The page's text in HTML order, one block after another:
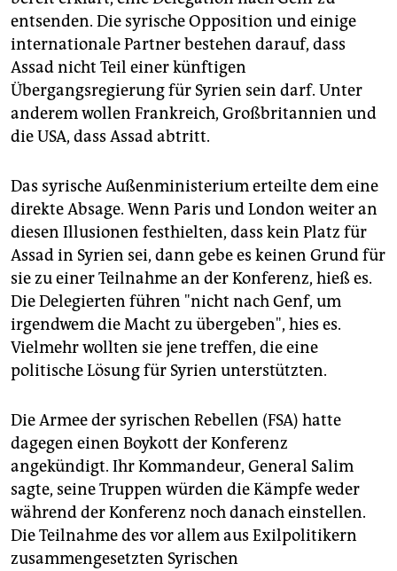
entsenden. Die syrische Opposition und einige
internationale Partner bestehen darauf, dass
Assad nicht Teil einer künftigen
Übergangsregierung für Syrien sein darf. Unter
anderem wollen Frankreich, Großbritannien und
die USA, dass Assad abtritt.
Das syrische Außenministerium erteilte dem eine
direkte Absage. Wenn Paris und London weiter an
diesen Illusionen festhielten, dass kein Platz für
Assad in Syrien sei, dann gebe es keinen Grund für
sie zu einer Teilnahme an der Konferenz, hieß es.
Die Delegierten führen "nicht nach Genf, um
irgendwem die Macht zu übergeben", hies es.
Vielmehr wollten sie jene treffen, die eine
politische Lösung für Syrien unterstützten.
Die Armee der syrischen Rebellen (FSA) hatte
dagegen einen Boykott der Konferenz
angekündigt. Ihr Kommandeur, General Salim
sagte, seine Truppen würden die Kämpfe weder
während der Konferenz noch danach einstellen.
Die Teilnahme des vor allem aus Exilpolitikern
zusammengesetzten Syrischen